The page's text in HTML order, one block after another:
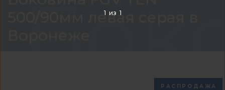
500/90мм левая серая в
РАСПРОДАЖА
1 из 1